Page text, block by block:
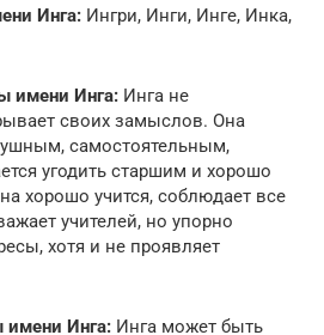
Инга: Ингри, Инги, Инге, Инка,
имени Инга: Инга не
своих замыслов. Она
самостоятельным,
угодить старшим и хорошо
хорошо учится, соблюдает все
учителей, но упорно
хотя и не проявляет
имени Инга: Инга может быть